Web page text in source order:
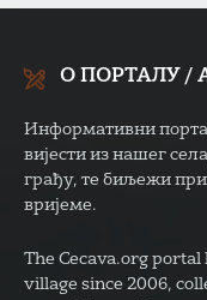
О ПОРТАЛУ /
Информативни
вијести из нашег
грађу, те биљежи
вријеме.
The Cecava.org
village since 2006,